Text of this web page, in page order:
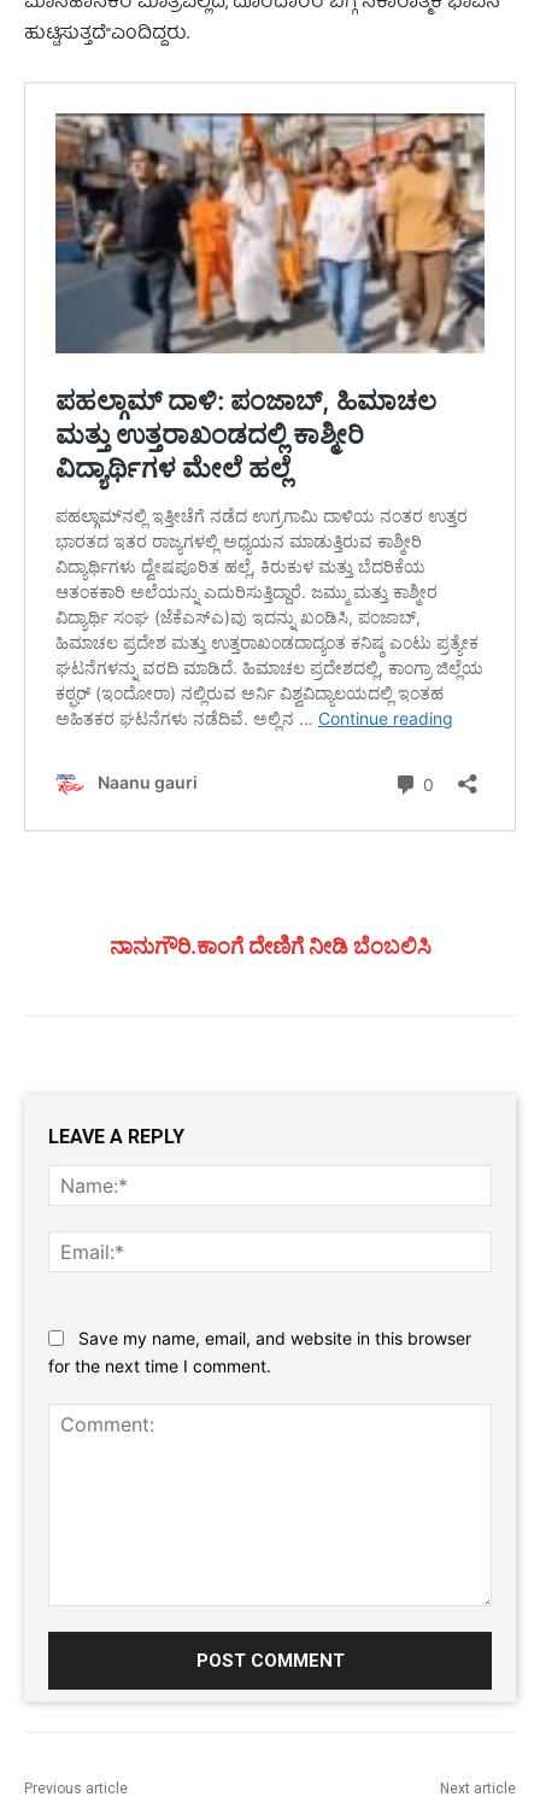
ಹುಟ್ಟಿಸುತ್ತದೆ”ಎಂದಿದ್ದರು.
ನಾನುಗೌರಿ.ಕಾಂಗೆ ದೇಣಿಗೆ ನೀಡಿ ಬೆಂಬಲಿಸಿ
LEAVE A REPLY
Save my name, email, and website in this browser
for the next time I comment.
Previous article Next article